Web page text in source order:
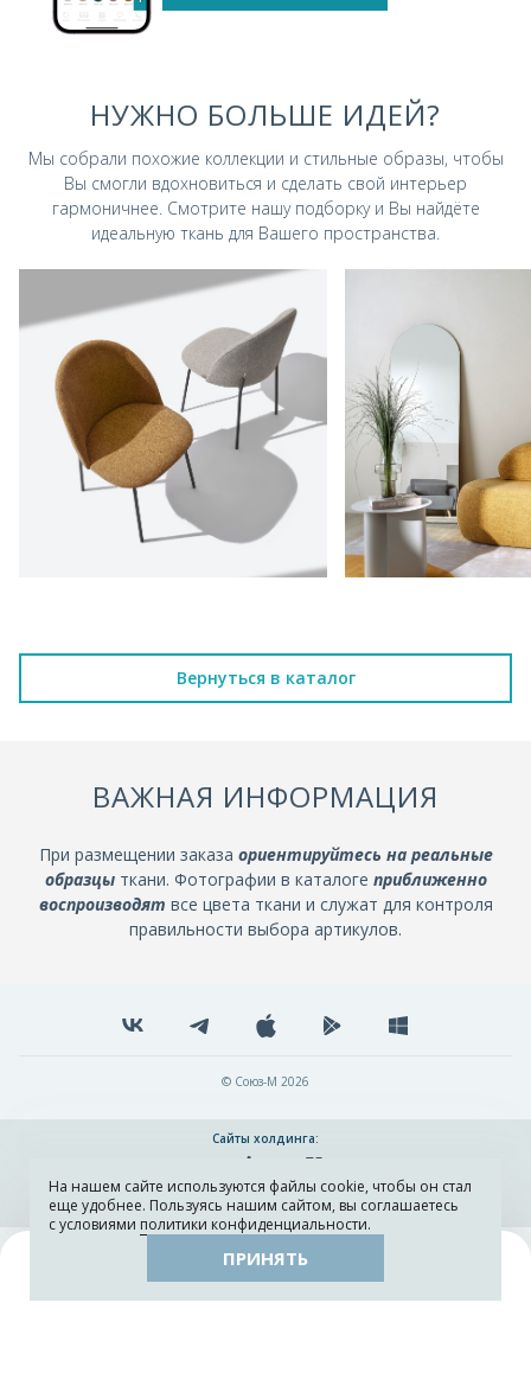
Каталог Остатки тканей
НУЖНО БОЛЬШЕ ИДЕЙ?
Мы собрали похожие коллекции и стильные образы, чтобы
Вы смогли вдохновиться и сделать свой интерьер
гармоничнее. Смотрите нашу подборку и Вы найдёте
идеальную ткань для Вашего пространства.
Вернуться в каталог
ВАЖНАЯ ИНФОРМАЦИЯ
При размещении заказа ориентируйтесь на реальные
образцыткани. Фотографии в каталоге приближенно
воспроизводят все цвета ткани и служат для контроля
правильности выбора артикулов.
© Союз-М 2026
Сайты холдинга:
Разработка и поддержка сайта ADN
На нашем сайте используются файлы cookie, чтобы он стал
еще удобнее. Пользуясь нашим сайтом, вы соглашаетесь
с условиями политики конфиденциальности.
ПРИНЯТЬ